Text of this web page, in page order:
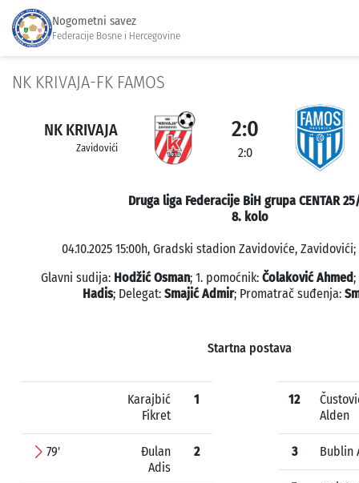
Nogometni savez
Federacije Bosne i Hercegovine
NK KRIVAJA-FK FAMOS
NK KRIVAJA
Zavidovići
2:0
2:0
Druga liga Federacije BiH grupa CENTAR
8. kolo
04.10.2025 15:00h, Gradski stadion Zavidoviće,
Glavni sudija: Hodžić Osman; 1. pomoćnik: Čolaković Ahmed;
Hadis; Delegat: Smajić Admir; Promatrač suđenja:
Startna postava
Karajbić
Fikret
1
79'
Đulan
Adis
2
12
Alden
3 Bublin